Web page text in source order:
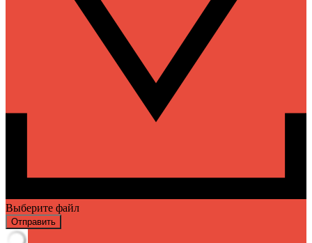
Выберите файл
Отправить